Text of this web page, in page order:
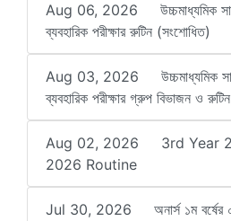
Aug 06, 2026
উচ্চমাধ্যমিক
ব্যবহারিক পরীক্ষার রুটিন (সংশোধিত)
Aug 03, 2026
উচ্চমাধ্যমিক
ব্যবহারিক পরীক্ষার গ্রুপ বিভাজন ও রুটিন
Aug 02, 2026
3rd Year
2026 Routine
Jul 30, 2026
অনার্স ১ম